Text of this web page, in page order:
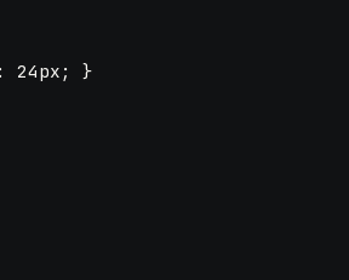
24px; }